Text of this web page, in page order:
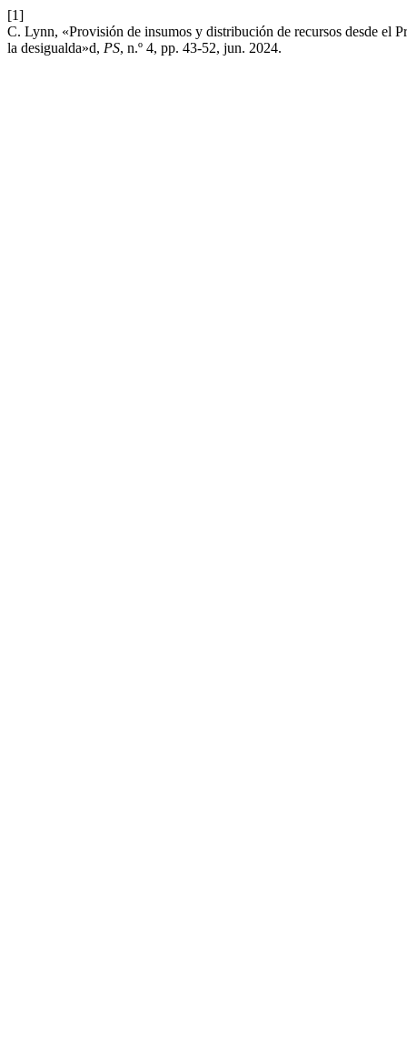
[1]
C. Lynn, «Provisión de insumos y distribución de recursos desde el
la desigualda»d, PS, n.º 4, pp. 43-52, jun. 2024.